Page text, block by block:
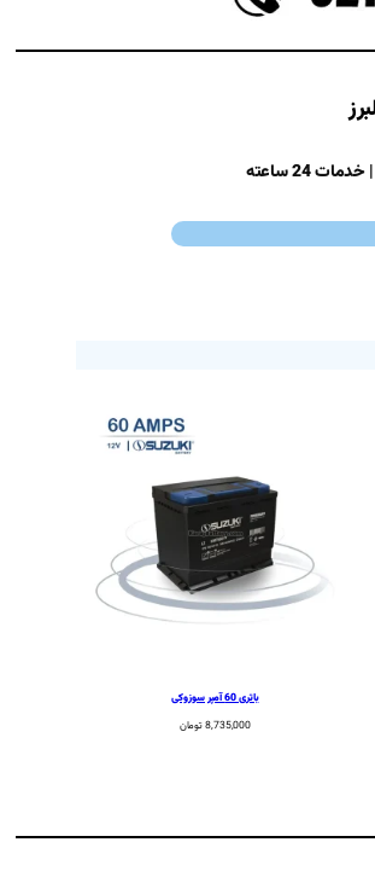
24 ساعته
باتری 60 آمپر سوزوکی
8,735,000تومان